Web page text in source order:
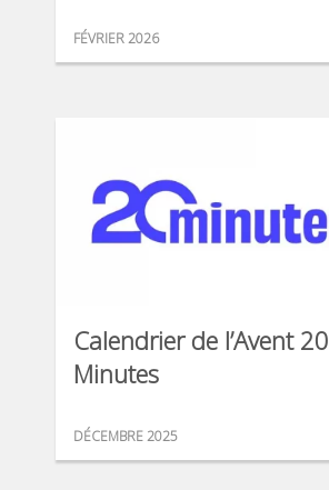
FÉVRIER 2026
Calendrier de l’Avent 20
Minutes
DÉCEMBRE 2025